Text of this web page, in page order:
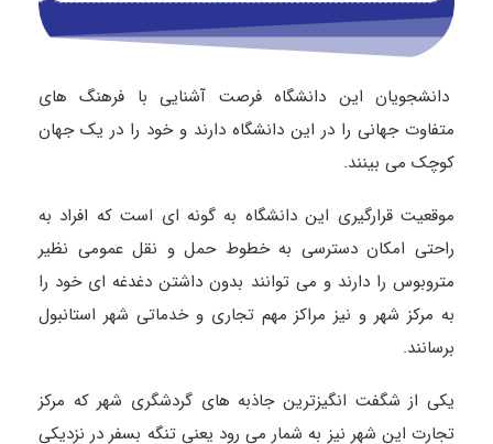
دانشجویان این دانشگاه فرصت آشنایی با فرهنگ های
متفاوت جهانی را در این دانشگاه دارند و خود را در یک جهان
کوچک می بینند.
موقعیت قرارگیری این دانشگاه به گونه ای است که افراد به
راحتی امکان دسترسی به خطوط حمل و نقل عمومی نظیر
متروبوس را دارند و می توانند بدون داشتن دغدغه ای خود را
به مرکز شهر و نیز مراکز مهم تجاری و خدماتی شهر استانبول
برسانند.
یکی از شگفت انگیزترین جاذبه های گردشگری شهر که مرکز
تجارت این شهر نیز به شمار می رود یعنی تنگه بسفر در نزدیکی